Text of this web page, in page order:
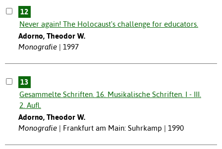
12
Never again! The Holocaust's challenge for educators.
Adorno, Theodor W.
Monografie
1997
13
Gesammelte Schriften. 16. Musikalische Schriften. I - III.
2. Aufl.
Adorno, Theodor W.
Monografie
Frankfurt am Main: Suhrkamp | 1990